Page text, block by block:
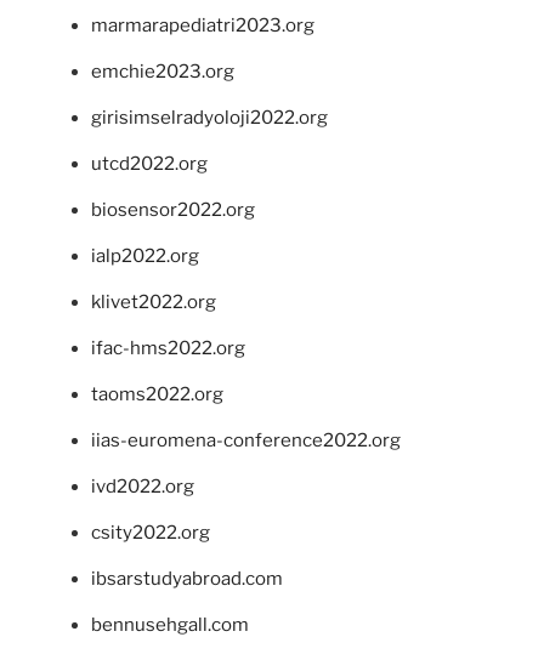
marmarapediatri2023.org
emchie2023.org
girisimselradyoloji2022.org
utcd2022.org
biosensor2022.org
ialp2022.org
klivet2022.org
ifac-hms2022.org
taoms2022.org
iias-euromena-conference2022.org
ivd2022.org
csity2022.org
ibsarstudyabroad.com
bennusehgall.com